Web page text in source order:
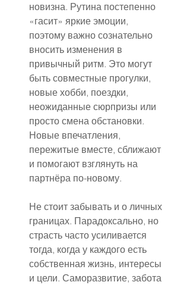
новизна. Рутина постепенно
«гасит» яркие эмоции,
поэтому важно сознательно
вносить изменения в
привычный ритм. Это могут
быть совместные прогулки,
новые хобби, поездки,
неожиданные сюрпризы или
просто смена обстановки.
Новые впечатления,
пережитые вместе, сближают
и помогают взглянуть на
партнёра по-новому.
Не стоит забывать и о личных
границах. Парадоксально, но
страсть часто усиливается
тогда, когда у каждого есть
собственная жизнь, интересы
и цели. Саморазвитие, забота